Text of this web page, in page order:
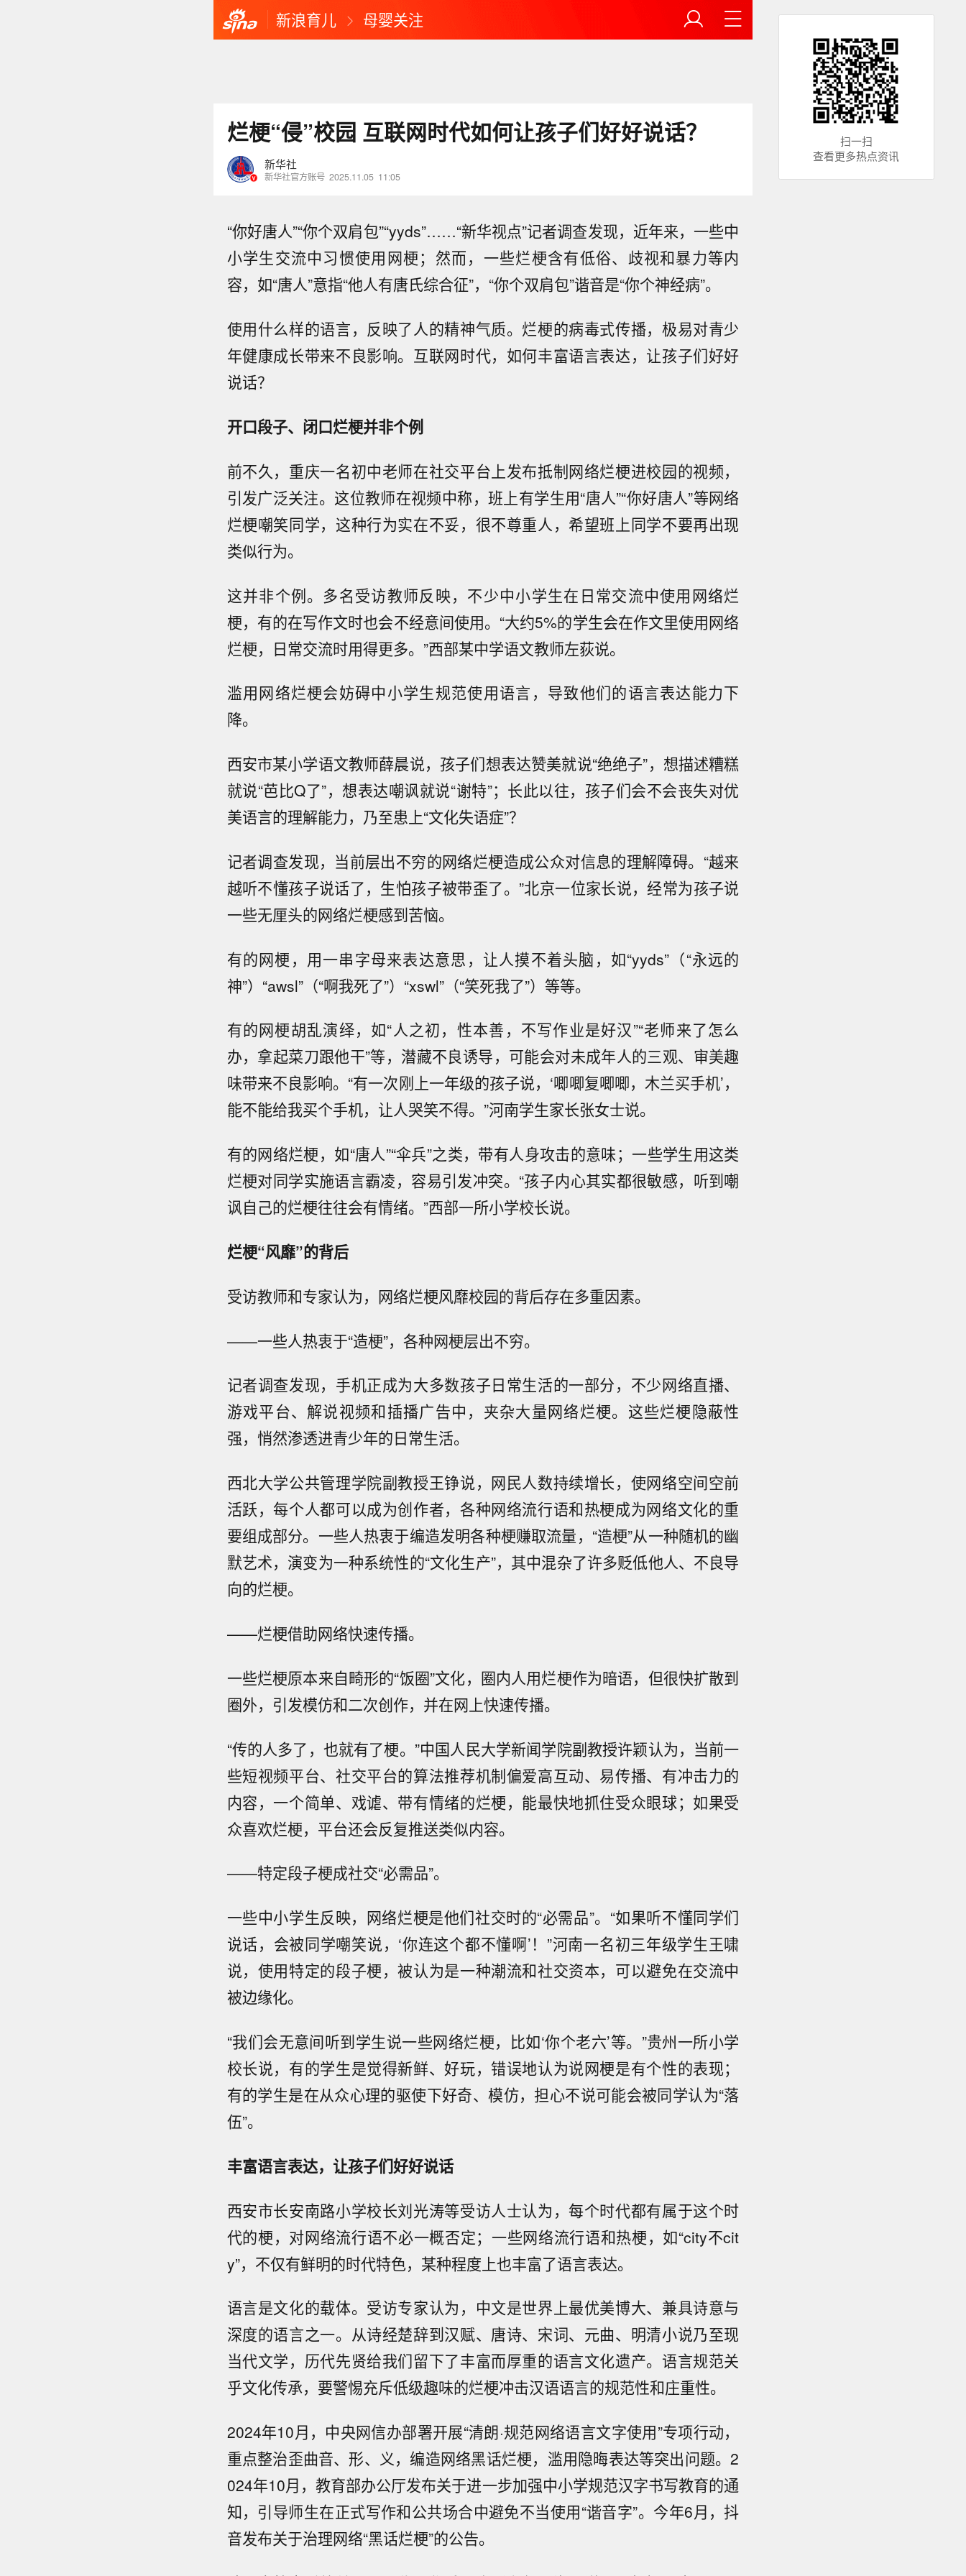
新浪育儿 母婴关注
烂梗“侵”校园 互联网时代如何让孩子们好好说话？
新华社
新华社官方账号 2025.11.05 11:05
“你好唐人”“你个双肩包”“yyds”……“新华视点”记者调查发现，近年来，一些中
小学生交流中习惯使用网梗；然而，一些烂梗含有低俗、歧视和暴力等内
容，如“唐人”意指“他人有唐氏综合征”，“你个双肩包”谐音是“你个神经病”。
使用什么样的语言，反映了人的精神气质。烂梗的病毒式传播，极易对青少
年健康成长带来不良影响。互联网时代，如何丰富语言表达，让孩子们好好
说话？
开口段子、闭口烂梗并非个例
前不久，重庆一名初中老师在社交平台上发布抵制网络烂梗进校园的视频，
引发广泛关注。这位教师在视频中称，班上有学生用“唐人”“你好唐人”等网络
烂梗嘲笑同学，这种行为实在不妥，很不尊重人，希望班上同学不要再出现
类似行为。
这并非个例。多名受访教师反映，不少中小学生在日常交流中使用网络烂
梗，有的在写作文时也会不经意间使用。“大约5%的学生会在作文里使用网络
烂梗，日常交流时用得更多。”西部某中学语文教师左荻说。
滥用网络烂梗会妨碍中小学生规范使用语言，导致他们的语言表达能力下
降。
西安市某小学语文教师薛晨说，孩子们想表达赞美就说“绝绝子”，想描述糟糕
就说“芭比Q了”，想表达嘲讽就说“谢特”；长此以往，孩子们会不会丧失对优
美语言的理解能力，乃至患上“文化失语症”？
记者调查发现，当前层出不穷的网络烂梗造成公众对信息的理解障碍。“越来
越听不懂孩子说话了，生怕孩子被带歪了。”北京一位家长说，经常为孩子说
一些无厘头的网络烂梗感到苦恼。
有的网梗，用一串字母来表达意思，让人摸不着头脑，如“yyds”（“永远的
神”）“awsl”（“啊我死了”）“xswl”（“笑死我了”）等等。
有的网梗胡乱演绎，如“人之初，性本善，不写作业是好汉”“老师来了怎么
办，拿起菜刀跟他干”等，潜藏不良诱导，可能会对未成年人的三观、审美趣
味带来不良影响。“有一次刚上一年级的孩子说，‘唧唧复唧唧，木兰买手机’，
能不能给我买个手机，让人哭笑不得。”河南学生家长张女士说。
有的网络烂梗，如“唐人”“伞兵”之类，带有人身攻击的意味；一些学生用这类
烂梗对同学实施语言霸凌，容易引发冲突。“孩子内心其实都很敏感，听到嘲
讽自己的烂梗往往会有情绪。”西部一所小学校长说。
烂梗“风靡”的背后
受访教师和专家认为，网络烂梗风靡校园的背后存在多重因素。
——一些人热衷于“造梗”，各种网梗层出不穷。
记者调查发现，手机正成为大多数孩子日常生活的一部分，不少网络直播、
游戏平台、解说视频和插播广告中，夹杂大量网络烂梗。这些烂梗隐蔽性
强，悄然渗透进青少年的日常生活。
西北大学公共管理学院副教授王铮说，网民人数持续增长，使网络空间空前
活跃，每个人都可以成为创作者，各种网络流行语和热梗成为网络文化的重
要组成部分。一些人热衷于编造发明各种梗赚取流量，“造梗”从一种随机的幽
默艺术，演变为一种系统性的“文化生产”，其中混杂了许多贬低他人、不良导
向的烂梗。
——烂梗借助网络快速传播。
一些烂梗原本来自畸形的“饭圈”文化，圈内人用烂梗作为暗语，但很快扩散到
圈外，引发模仿和二次创作，并在网上快速传播。
“传的人多了，也就有了梗。”中国人民大学新闻学院副教授许颖认为，当前一
些短视频平台、社交平台的算法推荐机制偏爱高互动、易传播、有冲击力的
内容，一个简单、戏谑、带有情绪的烂梗，能最快地抓住受众眼球；如果受
众喜欢烂梗，平台还会反复推送类似内容。
——特定段子梗成社交“必需品”。
一些中小学生反映，网络烂梗是他们社交时的“必需品”。“如果听不懂同学们
说话，会被同学嘲笑说，‘你连这个都不懂啊’！”河南一名初三年级学生王啸
说，使用特定的段子梗，被认为是一种潮流和社交资本，可以避免在交流中
被边缘化。
“我们会无意间听到学生说一些网络烂梗，比如‘你个老六’等。”贵州一所小学
校长说，有的学生是觉得新鲜、好玩，错误地认为说网梗是有个性的表现；
有的学生是在从众心理的驱使下好奇、模仿，担心不说可能会被同学认为“落
伍”。
丰富语言表达，让孩子们好好说话
西安市长安南路小学校长刘光涛等受访人士认为，每个时代都有属于这个时
代的梗，对网络流行语不必一概否定；一些网络流行语和热梗，如“city不cit
y”，不仅有鲜明的时代特色，某种程度上也丰富了语言表达。
语言是文化的载体。受访专家认为，中文是世界上最优美博大、兼具诗意与
深度的语言之一。从诗经楚辞到汉赋、唐诗、宋词、元曲、明清小说乃至现
当代文学，历代先贤给我们留下了丰富而厚重的语言文化遗产。语言规范关
乎文化传承，要警惕充斥低级趣味的烂梗冲击汉语语言的规范性和庄重性。
2024年10月，中央网信办部署开展“清朗·规范网络语言文字使用”专项行动，
重点整治歪曲音、形、义，编造网络黑话烂梗，滥用隐晦表达等突出问题。2
024年10月，教育部办公厅发布关于进一步加强中小学规范汉字书写教育的通
知，引导师生在正式写作和公共场合中避免不当使用“谐音字”。今年6月，抖
音发布关于治理网络“黑话烂梗”的公告。
扫一扫
查看更多热点资讯